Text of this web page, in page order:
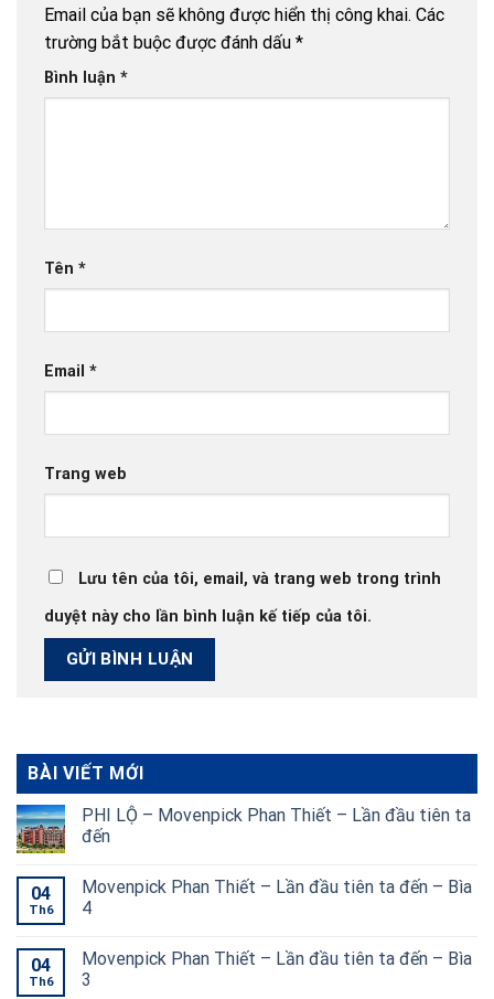
Email của bạn sẽ không được hiển thị công khai. Các
trường bắt buộc được đánh dấu *
Bình luận *
Tên *
Email *
Trang web
Lưu tên của tôi, email, và trang web trong trình
duyệt này cho lần bình luận kế tiếp của tôi.
BÀI VIẾT MỚI
PHI LỘ – Movenpick Phan Thiết – Lần đầu tiên ta
đến
04
Th6
Movenpick Phan Thiết – Lần đầu tiên ta đến – Bìa
4
04
Th6
Movenpick Phan Thiết – Lần đầu tiên ta đến – Bìa
3